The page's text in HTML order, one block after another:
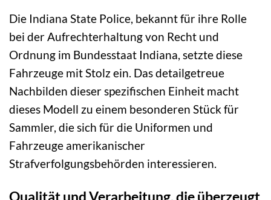
Die Indiana State Police, bekannt für ihre Rolle
bei der Aufrechterhaltung von Recht und
Ordnung im Bundesstaat Indiana, setzte diese
Fahrzeuge mit Stolz ein. Das detailgetreue
Nachbilden dieser spezifischen Einheit macht
dieses Modell zu einem besonderen Stück für
Sammler, die sich für die Uniformen und
Fahrzeuge amerikanischer
Strafverfolgungsbehörden interessieren.
Qualität und Verarbeitung, die überzeugt